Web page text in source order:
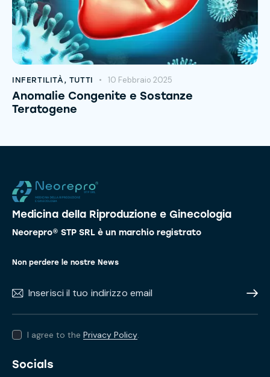
INFERTILITÀ , TUTTI 10 Febbraio 2025
Anomalie Congenite e Sostanze
Teratogene
Medicina della Riproduzione e Ginecologia
Neorepro® STP SRL è un marchio registrato
Non perdere le nostre News
I agree to the Privacy Policy.
Socials